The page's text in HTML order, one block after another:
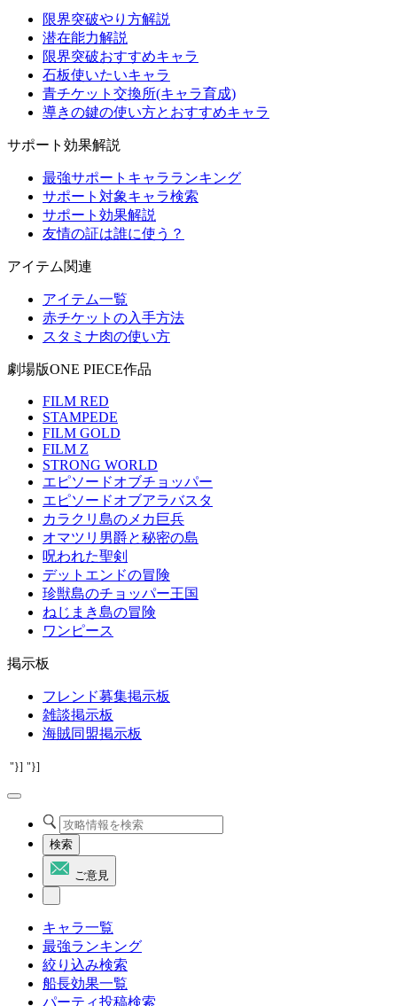
限界突破やり方解説
潜在能力解説
限界突破おすすめキャラ
石板使いたいキャラ
青チケット交換所(キャラ育成)
導きの鍵の使い方とおすすめキャラ
サポート効果解説
最強サポートキャラランキング
サポート対象キャラ検索
サポート効果解説
友情の証は誰に使う？
アイテム関連
アイテム一覧
赤チケットの入手方法
スタミナ肉の使い方
劇場版ONE PIECE作品
FILM RED
STAMPEDE
FILM GOLD
FILM Z
STRONG WORLD
エピソードオブチョッパー
エピソードオブアラバスタ
カラクリ島のメカ巨兵
オマツリ男爵と秘密の島
呪われた聖剣
デットエンドの冒険
珍獣島のチョッパー王国
ねじまき島の冒険
ワンピース
掲示板
フレンド募集掲示板
雑談掲示板
海賊同盟掲示板
"}] "}]
検索
ご意見
キャラ一覧
最強ランキング
絞り込み検索
船長効果一覧
パーティ投稿検索